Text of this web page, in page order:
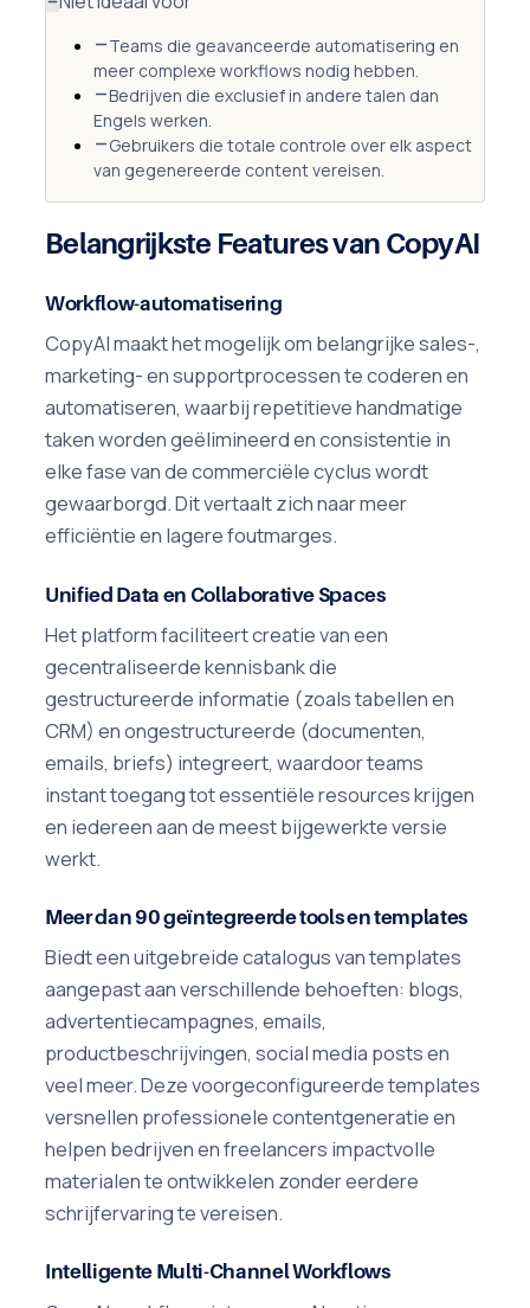
Teams die geavanceerde automatisering en
meer complexe workflows nodig hebben.
Bedrijven die exclusief in andere talen dan
Engels werken.
Gebruikers die totale controle over elk aspect
van gegenereerde content vereisen.
Belangrijkste Features van CopyAI
Workflow-automatisering
CopyAI maakt het mogelijk om belangrijke sales-,
marketing- en supportprocessen te coderen en
automatiseren, waarbij repetitieve handmatige
taken worden geëlimineerd en consistentie in
elke fase van de commerciële cyclus wordt
gewaarborgd. Dit vertaalt zich naar meer
efficiëntie en lagere foutmarges.
Unified Data en Collaborative Spaces
Het platform faciliteert creatie van een
gecentraliseerde kennisbank die
gestructureerde informatie (zoals tabellen en
CRM) en ongestructureerde (documenten,
emails, briefs) integreert, waardoor teams
instant toegang tot essentiële resources krijgen
en iedereen aan de meest bijgewerkte versie
werkt.
Meer dan 90 geïntegreerde tools en templates
Biedt een uitgebreide catalogus van templates
aangepast aan verschillende behoeften: blogs,
advertentiecampagnes, emails,
productbeschrijvingen, social media posts en
veel meer. Deze voorgeconfigureerde templates
versnellen professionele contentgeneratie en
helpen bedrijven en freelancers impactvolle
materialen te ontwikkelen zonder eerdere
schrijfervaring te vereisen.
Intelligente Multi-Channel Workflows